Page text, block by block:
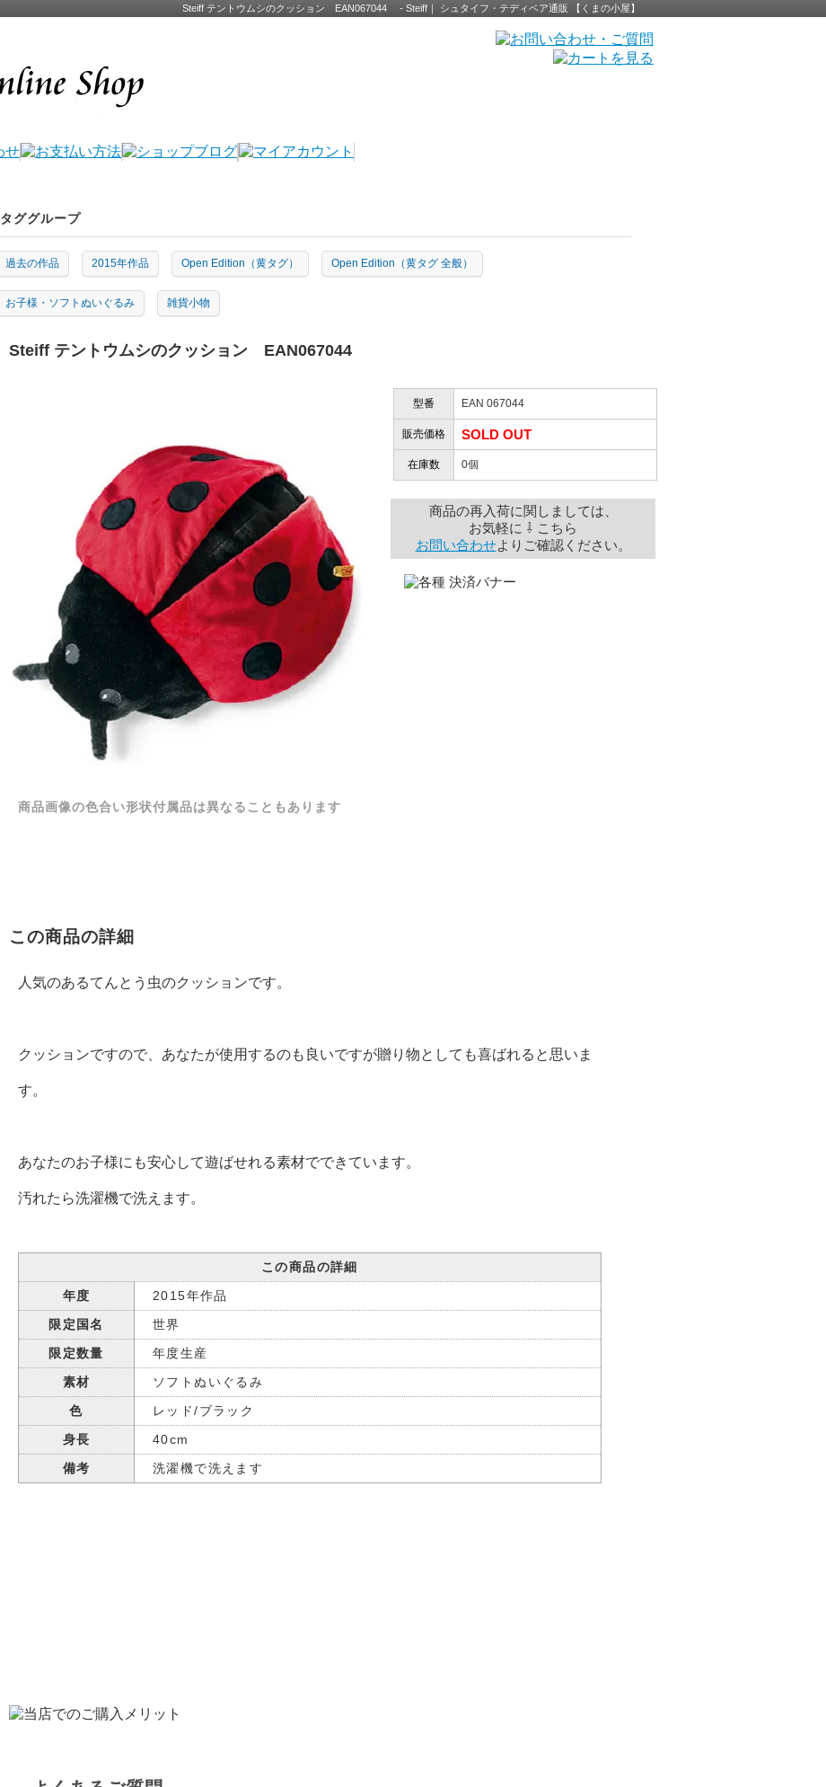
Steiff テントウムシのクッション EAN067044 - Steiff｜ シュタイフ・テディベア通販 【くまの小屋】
タググループ
過去の作品 2015年作品 Open Edition（黄タグ） Open Edition（黄タグ 全般）
お子様・ソフトぬいぐるみ 雑貨小物
Steiff テントウムシのクッション EAN067044
商品画像の色合い形状付属品は異なることもあります
型番 EAN 067044
販売価格 SOLD OUT
在庫数 0個
商品の再入荷に関しましては、
お気軽に ⇩ こちら
お問い合わせよりご確認ください。
この商品の詳細
人気のあるてんとう虫のクッションです。
クッションですので、あなたが使用するのも良いですが贈り物としても喜ばれると思いま
す。
あなたのお子様にも安心して遊ばせれる素材でできています。
汚れたら洗濯機で洗えます。
この商品の詳細
年度
2015年作品
限定国名
世界
限定数量
年度生産
素材
ソフトぬいぐるみ
色
レッド/ブラック
身長
40cm
備考
洗濯機で洗えます